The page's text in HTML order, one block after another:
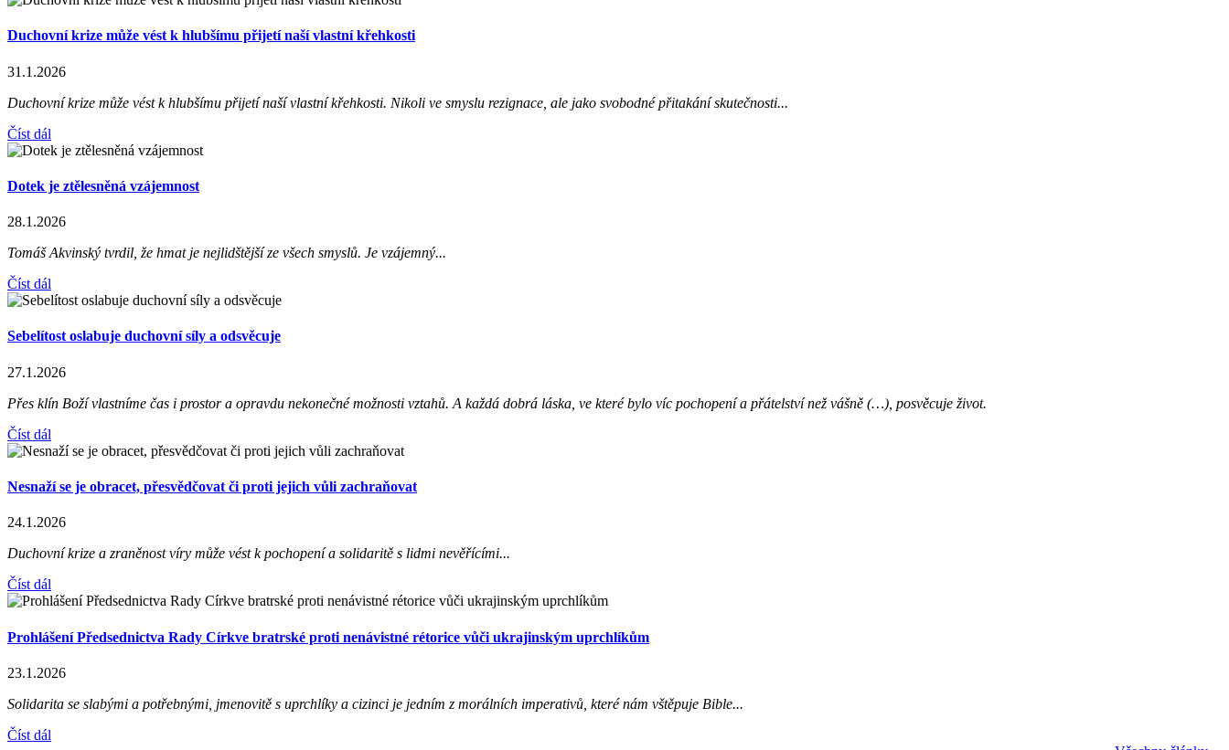
Duchovní krize může vést k hlubšímu přijetí naší vlastní křehkosti
31.1.2026
Duchovní krize může vést k hlubšímu přijetí naší vlastní křehkosti. Nikoli ve smyslu rezignace, ale jako svobodné přitakání skutečnosti...
Číst dál
Dotek je ztělesněná vzájemnost
28.1.2026
Tomáš Akvinský tvrdil, že hmat je nejlidštější ze všech smyslů. Je vzájemný...
Číst dál
Sebelítost oslabuje duchovní síly a odsvěcuje
27.1.2026
Přes klín Boží vlastníme čas i prostor a opravdu nekonečné možnosti vztahů. A každá dobrá láska, ve které bylo víc pochopení a přátelství než vášně (…), posvěcuje život.
Číst dál
Nesnaží se je obracet, přesvědčovat či proti jejich vůli zachraňovat
24.1.2026
Duchovní krize a zraněnost víry může vést k pochopení a solidaritě s lidmi nevěřícími...
Číst dál
Prohlášení Předsednictva Rady Církve bratrské proti nenávistné rétorice vůči ukrajinským uprchlíkům
23.1.2026
Solidarita se slabými a potřebnými, jmenovitě s uprchlíky a cizinci je jedním z morálních imperativů, které nám vštěpuje Bible...
Číst dál